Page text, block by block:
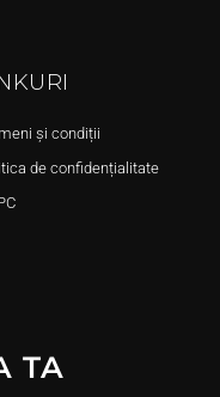
și condiții
de confidențialitate
TA